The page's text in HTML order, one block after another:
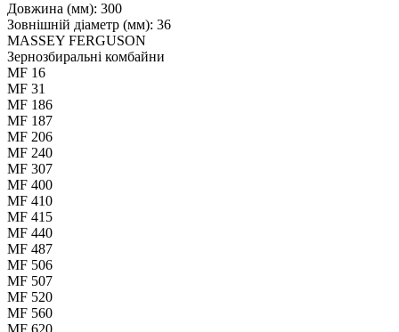
Довжина (мм): 300
Зовнішній діаметр (мм): 36
MASSEY FERGUSON
Зернозбиральні комбайни
MF 16
MF 31
MF 186
MF 187
MF 206
MF 240
MF 307
MF 400
MF 410
MF 415
MF 440
MF 487
MF 506
MF 507
MF 520
MF 560
MF 620